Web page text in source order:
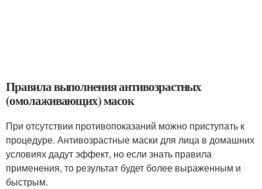
Правила выполнения антивозрастных
(омолаживающих) масок
При отсутствии противопоказаний можно приступать к
процедуре. Антивозрастные маски для лица в домашних
условиях дадут эффект, но если знать правила
применения, то результат будет более выраженным и
быстрым.